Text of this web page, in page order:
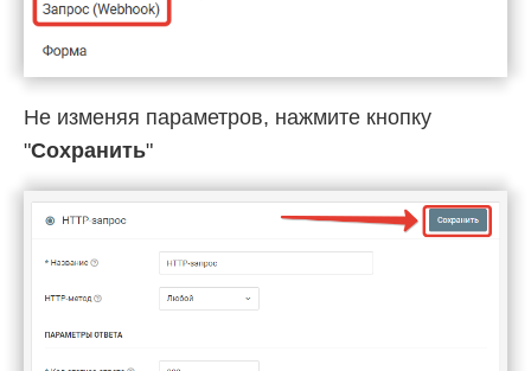
Не изменяя параметров, нажмите кнопку
"Сохранить"